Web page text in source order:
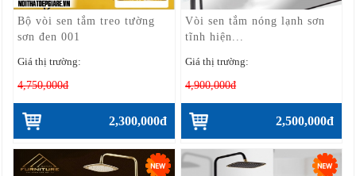
Bộ vòi sen tắm treo tường
sơn đen 001
Giá thị trường:
4,750,000đ
2,300,000đ
Vòi sen tắm nóng lạnh sơn
tĩnh hiện...
Giá thị trường:
4,900,000đ
2,500,000đ